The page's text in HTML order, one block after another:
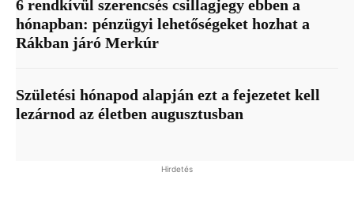
6 rendkívül szerencsés csillagjegy ebben a
hónapban: pénzügyi lehetőségeket hozhat a
Rákban járó Merkúr
Születési hónapod alapján ezt a fejezetet kell
lezárnod az életben augusztusban
Hirdetés